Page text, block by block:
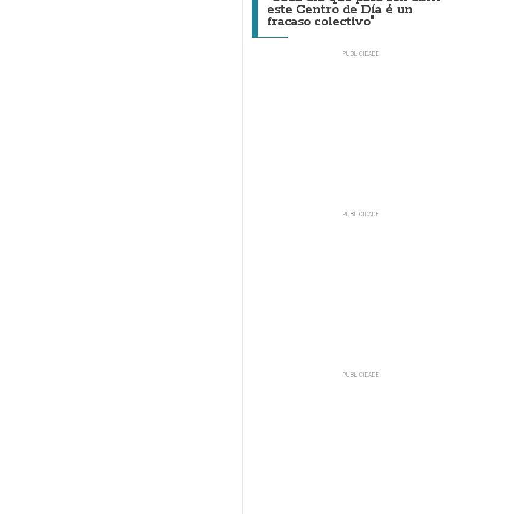
este Centro de Día é un
fracaso colectivo"